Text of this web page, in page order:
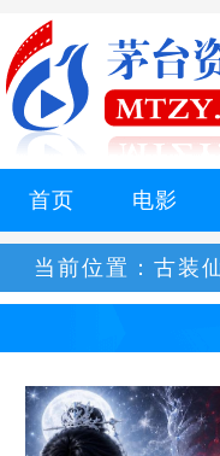
首页 电影
当前位置： 古装